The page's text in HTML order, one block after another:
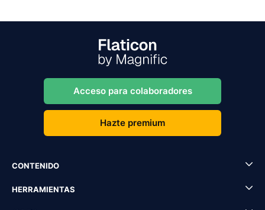
Acceso para colaboradores
Hazte premium
CONTENIDO
HERRAMIENTAS